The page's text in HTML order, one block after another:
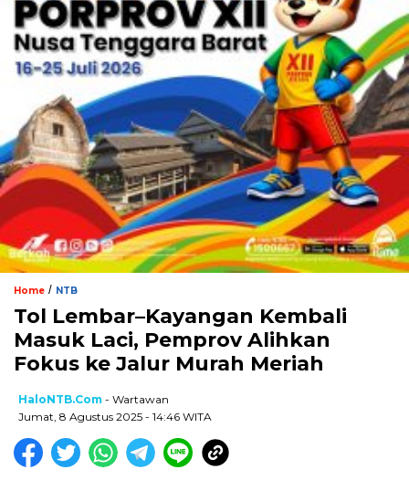
Home / NTB
Tol Lembar–Kayangan Kembali
Masuk Laci, Pemprov Alihkan
Fokus ke Jalur Murah Meriah
HaloNTB.com - Wartawan
Jumat, 8 Agustus 2025 - 14:46 WITA